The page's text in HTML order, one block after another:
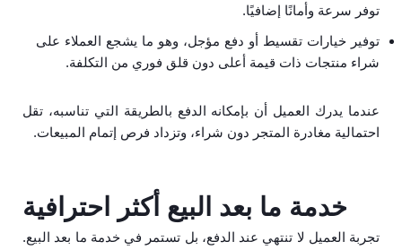
توفر سرعة وأمانًا إضافيًا.
توفير خيارات تقسيط أو دفع مؤجل، وهو ما يشجع العملاء على
شراء منتجات ذات قيمة أعلى دون قلق فوري من التكلفة.
عندما يدرك العميل أن بإمكانه الدفع بالطريقة التي تناسبه، تقل
احتمالية مغادرة المتجر دون شراء، وتزداد فرص إتمام المبيعات.
خدمة ما بعد البيع أكثر احترافية
تجربة العميل لا تنتهي عند الدفع، بل تستمر في خدمة ما بعد البيع.